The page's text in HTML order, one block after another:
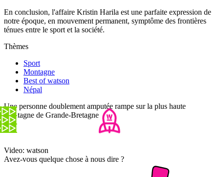
En conclusion, l'affaire Kristin Harila est une parfaite expression de
notre époque, en mouvement permanent, symptôme des frontières
ténues entre le sport et la société.
Thèmes
Sport
Montagne
Best of watson
Népal
Une personne doublement amputée rampe sur la plus haute
montagne de Grande-Bretagne
Video: watson
Avez-vous quelque chose à nous dire ?